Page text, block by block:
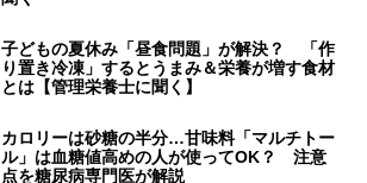
子どもの夏休み「昼食問題」が解決？ 「作
り置き冷凍」するとうまみ＆栄養が増す食材
とは【管理栄養士に聞く】
カロリーは砂糖の半分…甘味料「マルチトー
ル」は血糖値高めの人が使ってOK？ 注意
点を糖尿病専門医が解説